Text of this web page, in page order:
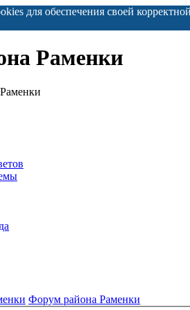
для обеспечения своей
Раменки
Форум района Раменки